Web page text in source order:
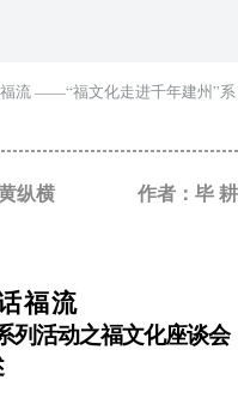
流 ——“福文化走进千年建州”系
纵横 作者：毕 耕
福流
活动之福文化座谈会